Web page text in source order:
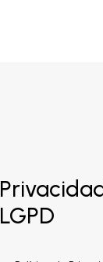
LGPD